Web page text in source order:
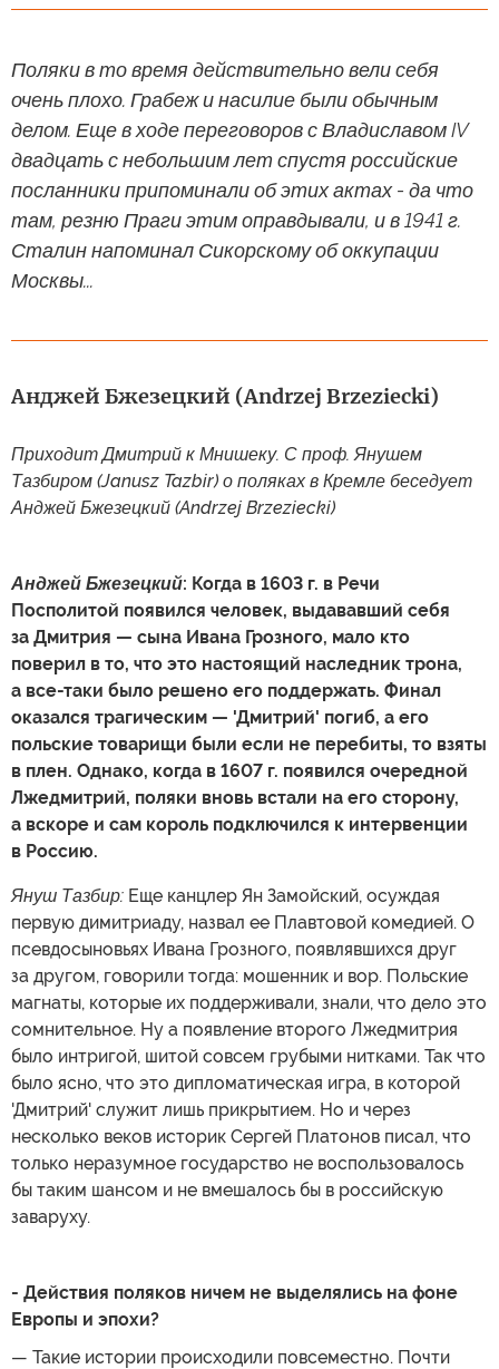
Поляки в то время действительно вели себя
очень плохо. Грабеж и насилие были обычным
делом. Еще в ходе переговоров с Владиславом IV
двадцать с небольшим лет спустя российские
посланники припоминали об этих актах - да что
там, резню Праги этим оправдывали, и в 1941 г.
Сталин напоминал Сикорскому об оккупации
Москвы...
Анджей Бжезецкий (Andrzej Brzeziecki)
Приходит Дмитрий к Мнишеку. С проф. Янушем
Тазбиром (Janusz Tazbir) о поляках в Кремле беседует
Анджей Бжезецкий (Andrzej Brzeziecki)
Анджей Бжезецкий: Когда в 1603 г. в Речи
Посполитой появился человек, выдававший себя
за Дмитрия — сына Ивана Грозного, мало кто
поверил в то, что это настоящий наследник трона,
а все-таки было решено его поддержать. Финал
оказался трагическим — 'Дмитрий' погиб, а его
польские товарищи были если не перебиты, то взяты
в плен. Однако, когда в 1607 г. появился очередной
Лжедмитрий, поляки вновь встали на его сторону,
а вскоре и сам король подключился к интервенции
в Россию.
Януш Тазбир: Еще канцлер Ян Замойский, осуждая
первую димитриаду, назвал ее Плавтовой комедией. О
псевдосыновьях Ивана Грозного, появлявшихся друг
за другом, говорили тогда: мошенник и вор. Польские
магнаты, которые их поддерживали, знали, что дело это
сомнительное. Ну а появление второго Лжедмитрия
было интригой, шитой совсем грубыми нитками. Так что
было ясно, что это дипломатическая игра, в которой
'Дмитрий' служит лишь прикрытием. Но и через
несколько веков историк Сергей Платонов писал, что
только неразумное государство не воспользовалось
бы таким шансом и не вмешалось бы в российскую
заваруху.
- Действия поляков ничем не выделялись на фоне
Европы и эпохи?
— Такие истории происходили повсеместно. Почти